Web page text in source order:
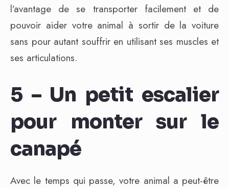
l’avantage de se transporter facilement et de
pouvoir aider votre animal à sortir de la voiture
sans pour autant souffrir en utilisant ses muscles et
ses articulations.
5 – Un petit escalier
pour monter sur le
canapé
Avec le temps qui passe, votre animal a peut-être